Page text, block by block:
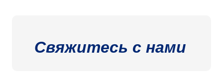
Свяжитесь с нами